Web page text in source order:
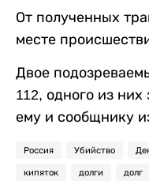
От полученных
месте
Двое
112, одного из
ему и сообщнику
Россия Убийство
кипяток долги долг